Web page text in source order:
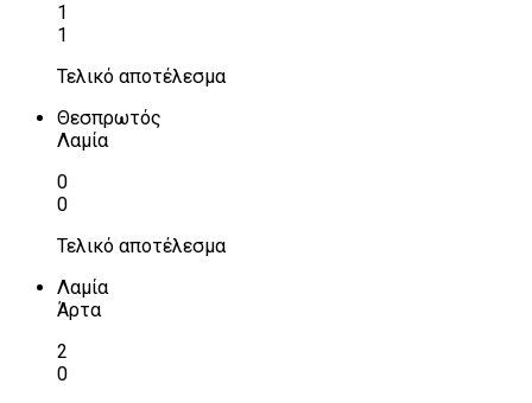
1
1
Τελικό αποτέλεσμα
Θεσπρωτός
Λαμία
0
0
Τελικό αποτέλεσμα
Λαμία
Άρτα
2
0